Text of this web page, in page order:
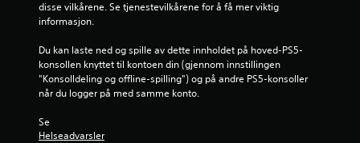
a
2
disse vilkårene. Se tjenestevilkårene for å få mer viktig
informasjon.
Du kan laste ned og spille av dette innholdet på hoved-PS5-
konsollen knyttet til kontoen din (gjennom innstillingen
"Konsolldeling og offline-spilling") og på andre PS5-konsoller
når du logger på med samme konto.
Se
Helseadvarsler